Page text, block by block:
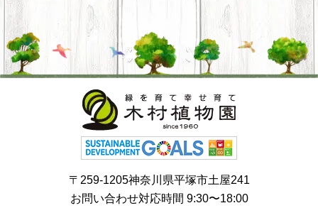
〒259-1205神奈川県平塚市土屋241
お問い合わせ対応時間 9:30〜18:00